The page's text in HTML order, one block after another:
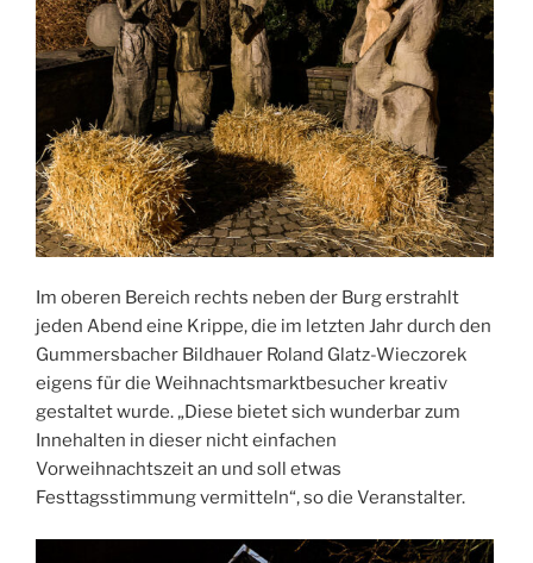
Im oberen Bereich rechts neben der Burg erstrahlt
jeden Abend eine Krippe, die im letzten Jahr durch den
Gummersbacher Bildhauer Roland Glatz-Wieczorek
eigens für die Weihnachtsmarktbesucher kreativ
gestaltet wurde. „Diese bietet sich wunderbar zum
Innehalten in dieser nicht einfachen
Vorweihnachtszeit an und soll etwas
Festtagsstimmung vermitteln“, so die Veranstalter.